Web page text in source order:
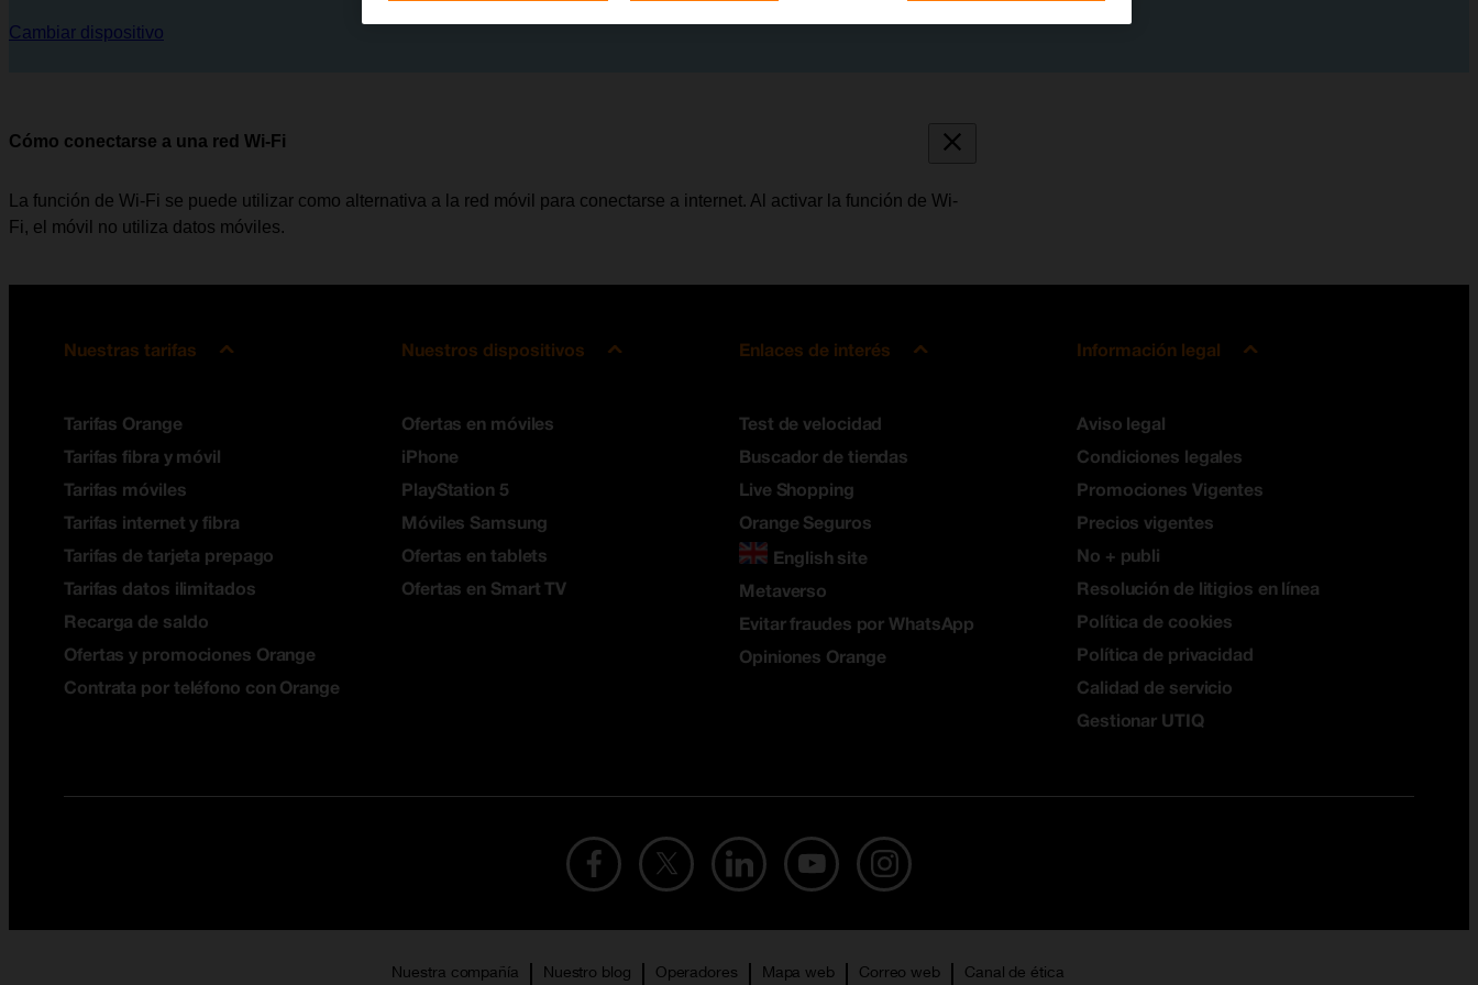
Cambiar dispositivo
Cómo conectarse a una red Wi-Fi
La función de Wi-Fi se puede utilizar como alternativa a la red móvil para conectarse a internet. Al activar la función de Wi-
Fi, el móvil no utiliza datos móviles.
Nuestras tarifas
Tarifas Orange
Tarifas fibra y móvil
Tarifas móviles
Tarifas internet y fibra
Tarifas de tarjeta prepago
Tarifas datos ilimitados
Recarga de saldo
Ofertas y promociones Orange
Contrata por teléfono con Orange
Nuestros dispositivos
Ofertas en móviles
iPhone
PlayStation 5
Móviles Samsung
Ofertas en tablets
Ofertas en Smart TV
Enlaces de interés
Test de velocidad
Buscador de tiendas
Live Shopping
Orange Seguros
English site
Metaverso
Evitar fraudes por WhatsApp
Opiniones Orange
Información legal
Aviso legal
Condiciones legales
Promociones Vigentes
Precios vigentes
No + publi
Resolución de litigios en línea
Política de cookies
Política de privacidad
Calidad de servicio
Gestionar UTIQ
Nuestra compañía Nuestro blog Operadores Mapa web Correo web Canal de ética